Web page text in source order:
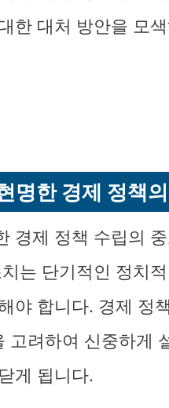
한 대처 방안을 모
명한 경제 정책
경제 정책 수립의
는 단기적인 정치
야 합니다. 경제 정
고려하여 신중하게
게 됩니다.